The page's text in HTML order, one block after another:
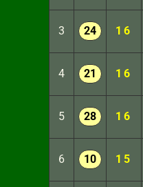
3 24 16
4 21 16
5 28 16
6 10 15